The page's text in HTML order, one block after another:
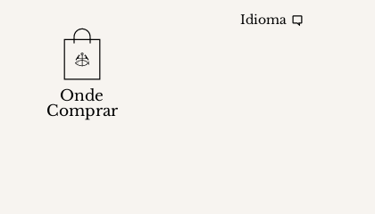
Idioma
Onde
Comprar